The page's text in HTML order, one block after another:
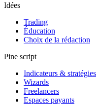
Idées
Trading
Éducation
Choix de la rédaction
Pine script
Indicateurs & stratégies
Wizards
Freelancers
Espaces payants